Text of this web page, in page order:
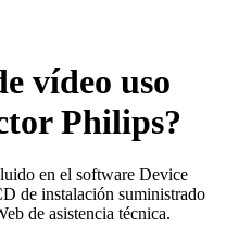
vídeo uso
Philips?
en el software Device
de instalación suministrado
de asistencia técnica.